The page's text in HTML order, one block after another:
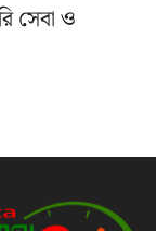
সেবা ও